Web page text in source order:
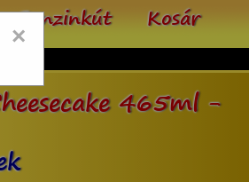
×
Benzinkút Kosár
465ml -